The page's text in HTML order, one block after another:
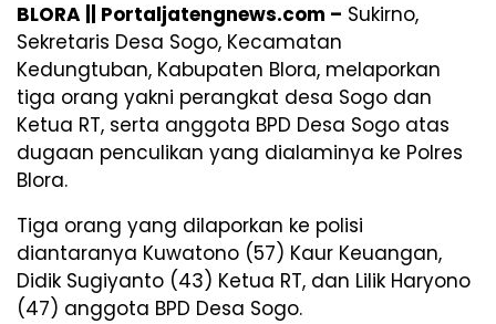
BLORA || Portaljatengnews.com – Sukirno,
Sekretaris Desa Sogo, Kecamatan
Kedungtuban, Kabupaten Blora, melaporkan
tiga orang yakni perangkat desa Sogo dan
Ketua RT, serta anggota BPD Desa Sogo atas
dugaan penculikan yang dialaminya ke Polres
Blora.
Tiga orang yang dilaporkan ke polisi
diantaranya Kuwatono (57) Kaur Keuangan,
Didik Sugiyanto (43) Ketua RT, dan Lilik Haryono
(47) anggota BPD Desa Sogo.